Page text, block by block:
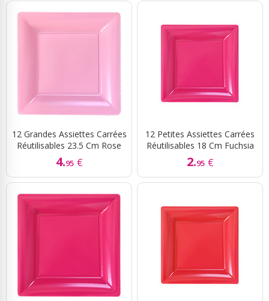
12 Grandes Assiettes Carrées
Réutilisables 23.5 Cm Rose
4.95 €
12 Petites Assiettes Carrées
Réutilisables 18 Cm Fuchsia
2.95 €